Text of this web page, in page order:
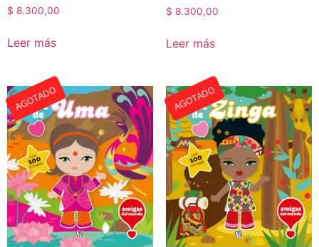
$ 8.300,00
Leer más
$ 8.300,00
Leer más
AGOTADO AGOTADO